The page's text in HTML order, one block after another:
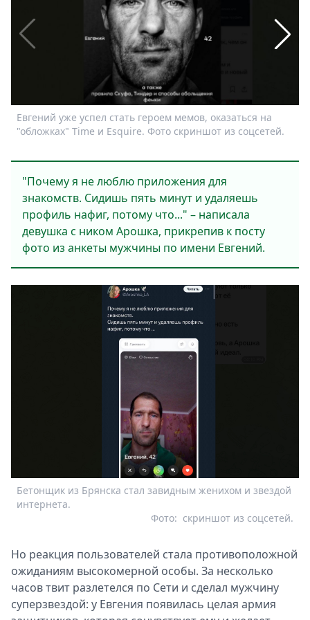
Спецпроекты
Звезды
Скачай
Metro
Евгений уже успел стать героем мемов, оказаться на
"обложках" Time и Esquire. Фото скриншот из соцсетей.
"Почему я не люблю приложения для
знакомств. Сидишь пять минут и удаляешь
профиль нафиг, потому что..." – написала
девушка с ником Арошка, прикрепив к посту
фото из анкеты мужчины по имени Евгений.
Бетонщик из Брянска стал завидным женихом и звездой
интернета.
скриншот из соцсетей.
Фото:
Но реакция пользователей стала противоположной
ожиданиям высокомерной особы. За несколько
часов твит разлетелся по Сети и сделал мужчину
суперзвездой: у Евгения появилась целая армия